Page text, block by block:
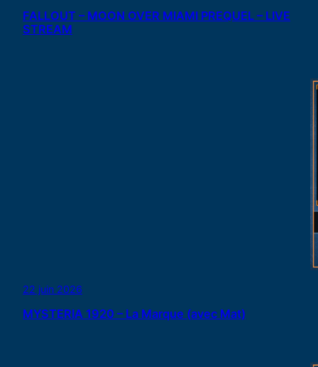
FALLOUT – MOON OVER MIAMI PREQUEL – LIVE
STREAM
22 juin 2026
MYSTERIA 1920 – La Marque (avec Mat)